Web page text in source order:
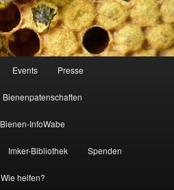
Events Presse
Bienenpatenschaften
Bienen-InfoWabe
Imker-Bibliothek Spenden
Wie helfen?